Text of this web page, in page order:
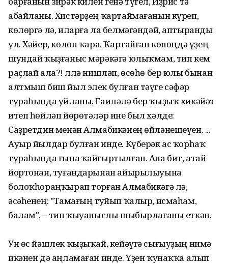
абайланы. Хистәрҙең ҡартаймағанын күреп,
көлөргә лә, иларға ла белмәгәндәй, аптыранды
ул. Хәйер, көлөп ҡара. Ҡартайған көнөңдә үҙең
шундай ҡыҙғаныс мәрәкәгә юлыҡмам, тип кем
раҫлай ала?! Әллә нишләп, өсөһө бер юлы бынан
алтмыш биш йыл элек булған тәүге сәфәр
тураһында уйланы. Ғаиләлә бер ҡыҙыҡ хикәйәт
итеп һөйләп йөрөтәләр ине был хәлде:
Саҙретдин менән Алмабикәнең өйләнешеүен. ...
Ауыр йылдар булған инде. Күберәк ас ҡорһаҡ
тураһында ғына ҡайғыртылған. Ана бит, атай
йортонан, туғандарынан айырылыуына
болоҡһораңҡырап торған Алмабикәгә лә,
әсәһенең: "Тамағың туйып ҡалыр, исмаһам,
балам", – тип ҡыуаныслы шыбырлағаны еткән.
Ун өс йәшлек ҡыҙыҡай, кейәүгә сығыуҙың нимә
икәнен дә аңламаған инде. Үҙен ҡунаҡҡа алып